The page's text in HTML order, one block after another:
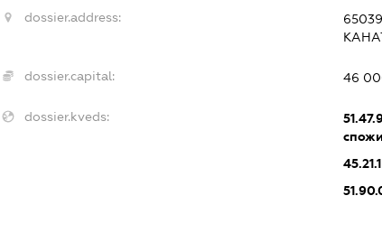
dossier.address:
dossier.capital: 46
dossier.kveds:
45.21.1